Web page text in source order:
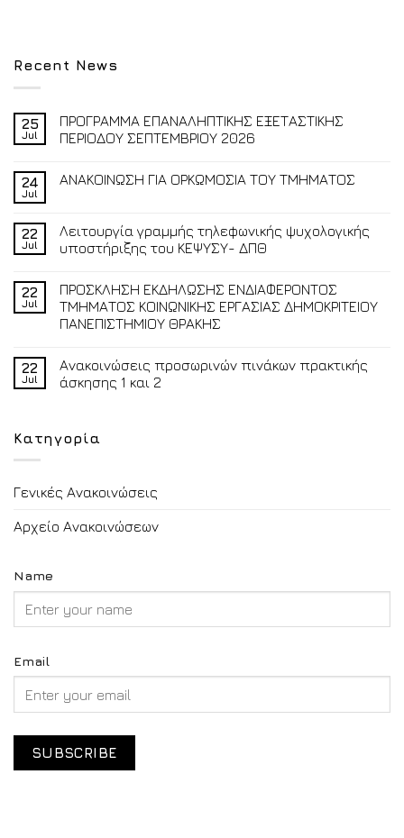
Recent News
25
Jul
ΠΡΟΓΡΑΜΜΑ ΕΠΑΝΑΛΗΠΤΙΚΗΣ ΕΞΕΤΑΣΤΙΚΗΣ
ΠΕΡΙΟΔΟΥ ΣΕΠΤΕΜΒΡΙΟΥ 2026
24
Jul
ΑΝΑΚΟΙΝΩΣΗ ΓΙΑ ΟΡΚΩΜΟΣΙΑ ΤΟΥ ΤΜΗΜΑΤΟΣ
22
Jul
Λειτουργία γραμμής τηλεφωνικής ψυχολογικής
υποστήριξης του ΚΕΨΥΣΥ- ΔΠΘ
22
Jul
ΠΡΟΣΚΛΗΣΗ ΕΚΔΗΛΩΣΗΣ ΕΝΔΙΑΦΕΡΟΝΤΟΣ
ΤΜΗΜΑΤΟΣ ΚΟΙΝΩΝΙΚΗΣ ΕΡΓΑΣΙΑΣ ΔΗΜΟΚΡΙΤΕΙΟΥ
ΠΑΝΕΠΙΣΤΗΜΙΟΥ ΘΡΑΚΗΣ
22
Jul
Ανακοινώσεις προσωρινών πινάκων πρακτικής
άσκησης 1 και 2
Κατηγορία
Γενικές Ανακοινώσεις
Αρχείο Ανακοινώσεων
Name
Email